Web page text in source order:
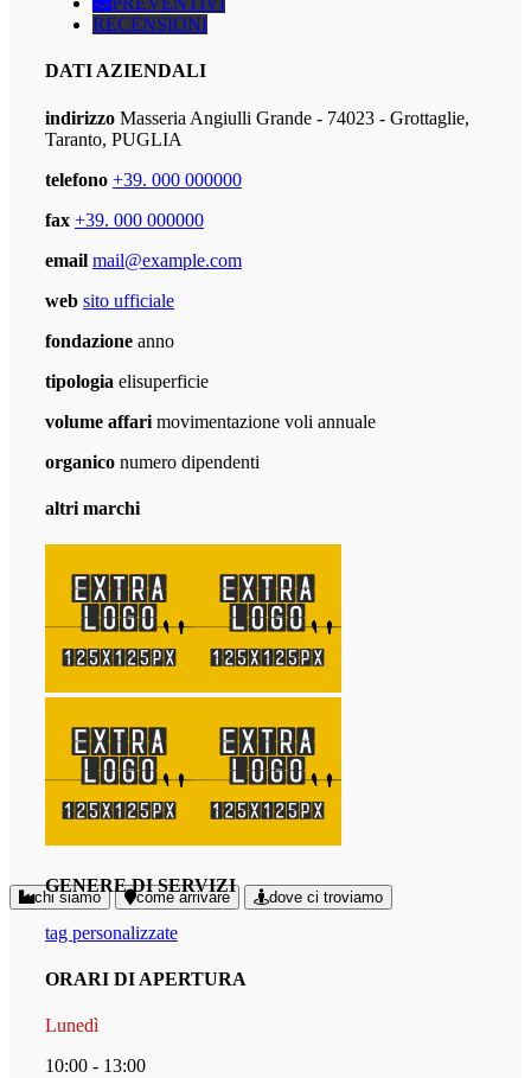
chi siamo come arrivare dove ci troviamo
RECENSIONI
DATI AZIENDALI
indirizzo Masseria Angiulli Grande - 74023 - Grottaglie,
Taranto, PUGLIA
telefono +39. 000 000000
fax +39. 000 000000
email mail@example.com
web sito ufficiale
fondazione anno
tipologia elisuperficie
volume affari movimentazione voli annuale
organico numero dipendenti
altri marchi
GENERE DI SERVIZI
tag personalizzate
ORARI DI APERTURA
Lunedì
10:00 - 13:00